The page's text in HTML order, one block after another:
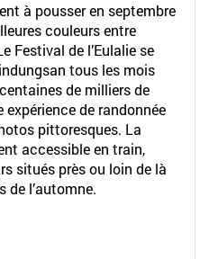
à pousser en septembre
couleurs entre
Festival de l’Eulalie se
tous les mois
de milliers de
de randonnée
pittoresques. La
accessible en train,
situés près ou loin de là
de l’automne.